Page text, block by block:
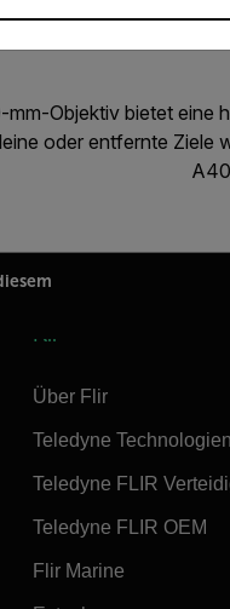
mm-Objektiv bietet eine
oder entfernte Ziele
Flir
Über Flir
Teledyne Technologien
Teledyne FLIR
Teledyne FLIR OEM
Flir Marine